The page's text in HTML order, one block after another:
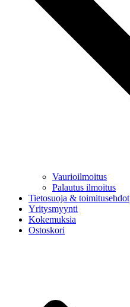
Vaurioilmoitus
Palautus ilmoitus
Tietosuoja & toimitusehdot
Yritysmyynti
Kokemuksia
Ostoskori